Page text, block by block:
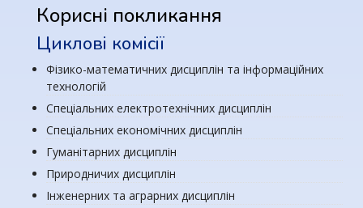
Корисні покликання
Циклові комісії
Фізико-математичних дисциплін та інформаційних
технологій
Спеціальних електротехнічних дисциплін
Спеціальних економічних дисциплін
Гуманітарних дисциплін
Природничих дисциплін
Інженерних та аграрних дисциплін